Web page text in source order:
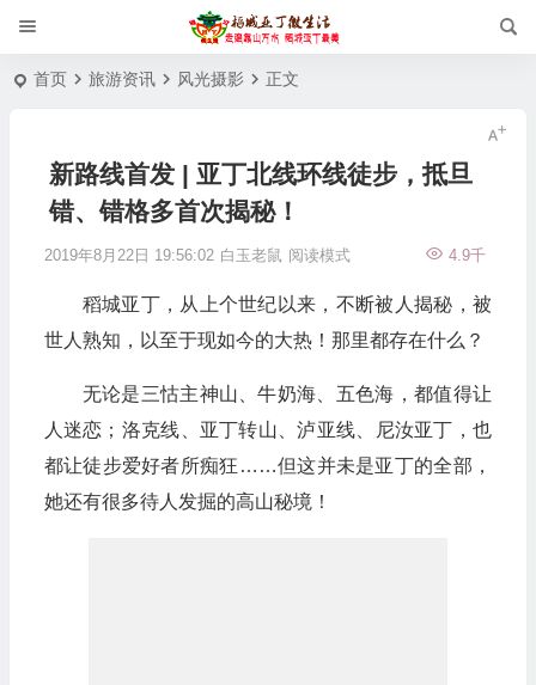
首页 旅游资讯 风光摄影 正文
新路线首发 | 亚丁北线环线徒步，抵旦
错、错格多首次揭秘！
2019年8月22日 19:56:02 白玉老鼠 4.9千
阅读模式
稻城亚丁，从上个世纪以来，不断被人揭秘，被
世人熟知，以至于现如今的大热！那里都存在什么？
无论是三怙主神山、牛奶海、五色海，都值得让
人迷恋；洛克线、亚丁转山、泸亚线、尼汝亚丁，也
都让徒步爱好者所痴狂……但这并未是亚丁的全部，
她还有很多待人发掘的高山秘境！